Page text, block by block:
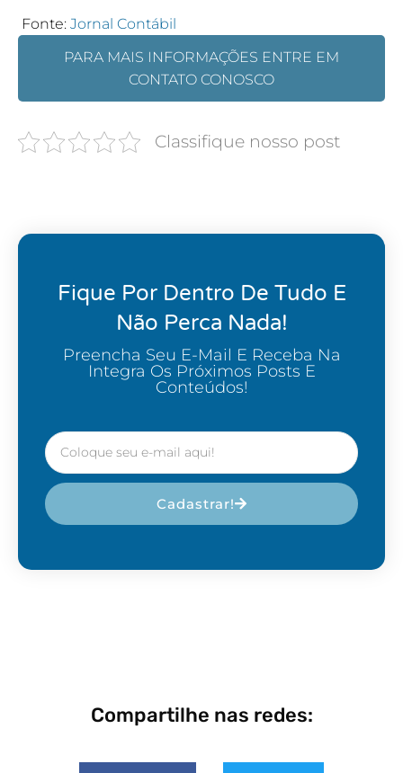
Fonte: Jornal Contábil
PARA MAIS INFORMAÇÕES ENTRE EM
CONTATO CONOSCO
Classifique nosso post
Fique Por Dentro De Tudo E
Não Perca Nada!
Preencha Seu E-Mail E Receba Na
Integra Os Próximos Posts E
Conteúdos!
Cadastrar!
Compartilhe nas redes: